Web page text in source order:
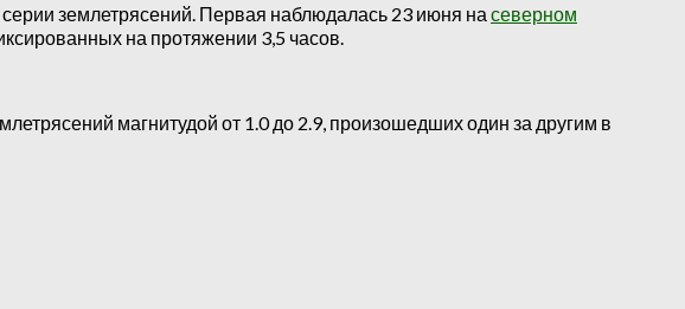
землетрясений. Первая наблюдалась 23 июня на северном
на протяжении 3,5 часов.
магнитудой от 1.0 до 2.9, произошедших один за другим в